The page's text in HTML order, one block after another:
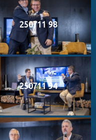
250711 98
250711 94